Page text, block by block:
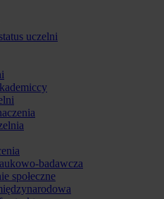
uczelni
badawcza
społeczne